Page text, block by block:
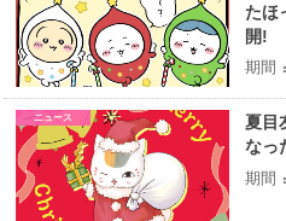
たほ
開!
期間
ニュース
夏目
なっ
期間